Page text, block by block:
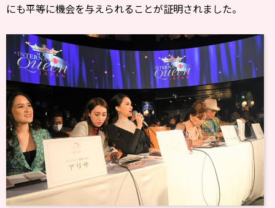
にも平等に機会を与えられることが証明されました。